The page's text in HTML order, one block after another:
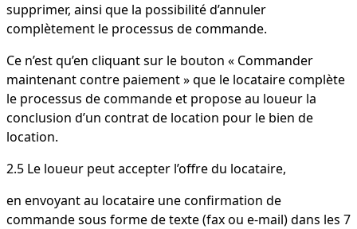
supprimer, ainsi que la possibilité d’annuler
complètement le processus de commande.
Ce n’est qu’en cliquant sur le bouton « Commander
maintenant contre paiement » que le locataire complète
le processus de commande et propose au loueur la
conclusion d’un contrat de location pour le bien de
location.
2.5 Le loueur peut accepter l’offre du locataire,
en envoyant au locataire une confirmation de
commande sous forme de texte (fax ou e-mail) dans les 7